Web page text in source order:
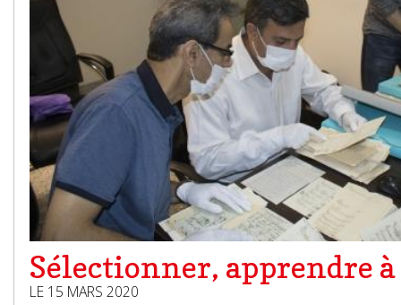
Sélectionner, apprendre à
LE 15 MARS 2020